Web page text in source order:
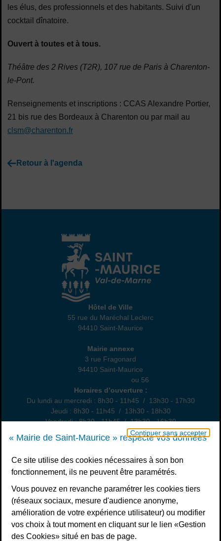
Continuer sans accepter
« Mairie de Saint-Maurice » respecte vos données
Ce site utilise des cookies nécessaires à son bon
fonctionnement, ils ne peuvent être paramétrés.
Vous pouvez en revanche paramétrer les cookies tiers
(réseaux sociaux, mesure d'audience anonyme,
amélioration de votre expérience utilisateur) ou modifier
vos choix à tout moment en cliquant sur le lien «Gestion
des Cookies» situé en bas de page.
les élus, des professionnels et des habitants. Suivi d'un
cocktail dînatoire.
Ouvert à toutes et à tous.
Théâtre des 2 Rives (T2R), 107 rue de Paris à Charenton-
le-Pont.
Renseignements et inscriptions : CCAS Alexandre Portier,
21 bis rue des Bordeaux à Charenton ou par mail au
clsm@charenton.fr
Retour à l'agenda
Hôtel de Ville
Hôtel de Ville
55 rue du Maréchal Leclerc
94410 Saint-Maurice
Annexe
Mairie annexe
3 rue Fragonard
94410 Saint-Maurice
ou 56
Horaires d’ouverture :
Du lundi au mercredi : 8h30 - 11h45 / 13h30 - 17h30
Jeudi : 8h30 - 11h45 / 13h30 - 18h30
Vendredi : 8h30 - 11h45 / 13h30 - 16h30
Un samedi par mois : permanence état civil, sur rendez-vous
S’inscrire à la newsletter
Télécharger l’application
Nous suivre
Facebook
Instagram
Youtube
LinkedIn
Calaméo